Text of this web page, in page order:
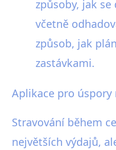
způsoby, jak
včetně
způsob, jak
zastávkami.
Aplikace pro úspory
Stravování během
největších výdajů,